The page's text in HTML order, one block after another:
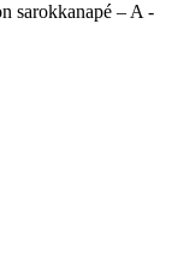
sarokkanapé – A -